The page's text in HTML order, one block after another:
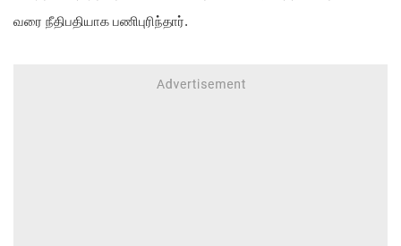
வரை நீதிபதியாக பணிபுரிந்தார்.